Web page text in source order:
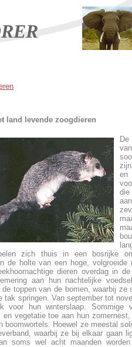
land levende zoogdieren
zich thuis in een bosrijke
de holte van een hoge,
dieren overdag in
aan hun nachtelijke
de toppen van de bomen, waarbij
tak springen. Van september tot
voor hun winterslaap. Sommige
en vegetatie toe aan hun
boomwortels. Hoewel ze meestal
waarbij ze bij elkaar gaan
soms wel acht maanden